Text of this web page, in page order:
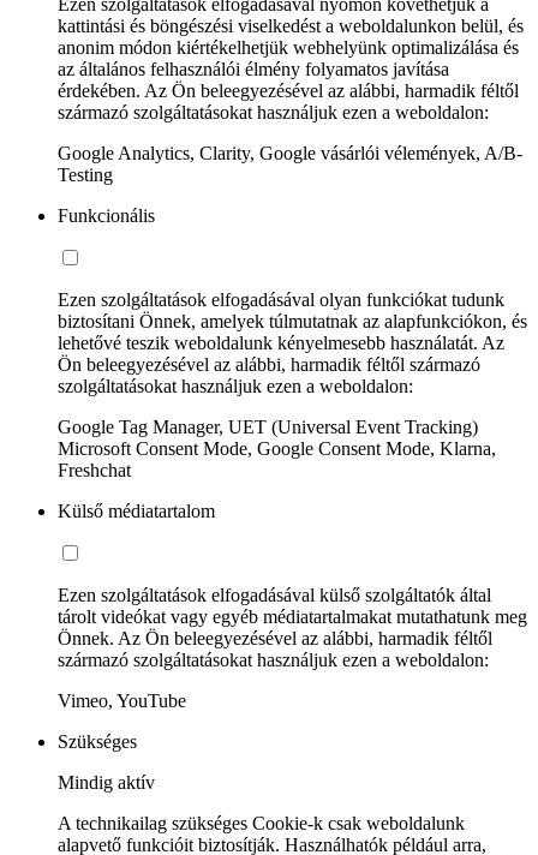
kattintási és böngészési viselkedést a weboldalunkon belül, és
anonim módon kiértékelhetjük webhelyünk optimalizálása és
az általános felhasználói élmény folyamatos javítása
érdekében. Az Ön beleegyezésével az alábbi, harmadik féltől
származó szolgáltatásokat használjuk ezen a weboldalon:
Google Analytics, Clarity, Google vásárlói vélemények, A/B-
Testing
Funkcionális
Ezen szolgáltatások elfogadásával olyan funkciókat tudunk
biztosítani Önnek, amelyek túlmutatnak az alapfunkciókon, és
lehetővé teszik weboldalunk kényelmesebb használatát. Az
Ön beleegyezésével az alábbi, harmadik féltől származó
szolgáltatásokat használjuk ezen a weboldalon:
Google Tag Manager, UET (Universal Event Tracking)
Microsoft Consent Mode, Google Consent Mode, Klarna,
Freshchat
Külső médiatartalom
Ezen szolgáltatások elfogadásával külső szolgáltatók által
tárolt videókat vagy egyéb médiatartalmakat mutathatunk meg
Önnek. Az Ön beleegyezésével az alábbi, harmadik féltől
származó szolgáltatásokat használjuk ezen a weboldalon:
Vimeo, YouTube
Szükséges
Mindig aktív
A technikailag szükséges Cookie-k csak weboldalunk
alapvető funkcióit biztosítják. Használhatók például arra,